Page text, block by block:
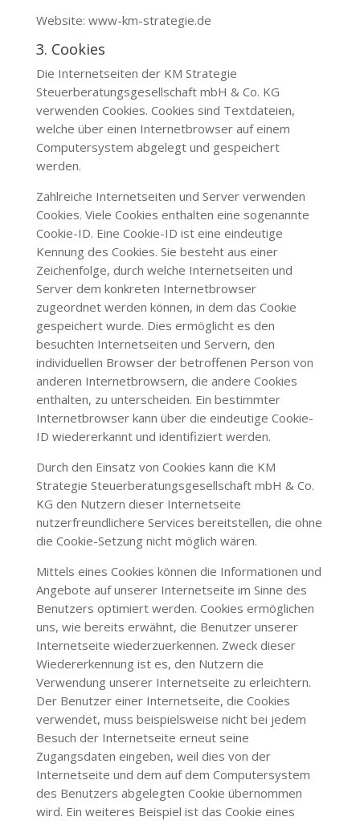
Website: www-km-strategie.de
3. Cookies
Die Internetseiten der KM Strategie
Steuerberatungsgesellschaft mbH & Co. KG
verwenden Cookies. Cookies sind Textdateien,
welche über einen Internetbrowser auf einem
Computersystem abgelegt und gespeichert
werden.
Zahlreiche Internetseiten und Server verwenden
Cookies. Viele Cookies enthalten eine sogenannte
Cookie-ID. Eine Cookie-ID ist eine eindeutige
Kennung des Cookies. Sie besteht aus einer
Zeichenfolge, durch welche Internetseiten und
Server dem konkreten Internetbrowser
zugeordnet werden können, in dem das Cookie
gespeichert wurde. Dies ermöglicht es den
besuchten Internetseiten und Servern, den
individuellen Browser der betroffenen Person von
anderen Internetbrowsern, die andere Cookies
enthalten, zu unterscheiden. Ein bestimmter
Internetbrowser kann über die eindeutige Cookie-
ID wiedererkannt und identifiziert werden.
Durch den Einsatz von Cookies kann die KM
Strategie Steuerberatungsgesellschaft mbH & Co.
KG den Nutzern dieser Internetseite
nutzerfreundlichere Services bereitstellen, die ohne
die Cookie-Setzung nicht möglich wären.
Mittels eines Cookies können die Informationen und
Angebote auf unserer Internetseite im Sinne des
Benutzers optimiert werden. Cookies ermöglichen
uns, wie bereits erwähnt, die Benutzer unserer
Internetseite wiederzuerkennen. Zweck dieser
Wiedererkennung ist es, den Nutzern die
Verwendung unserer Internetseite zu erleichtern.
Der Benutzer einer Internetseite, die Cookies
verwendet, muss beispielsweise nicht bei jedem
Besuch der Internetseite erneut seine
Zugangsdaten eingeben, weil dies von der
Internetseite und dem auf dem Computersystem
des Benutzers abgelegten Cookie übernommen
wird. Ein weiteres Beispiel ist das Cookie eines